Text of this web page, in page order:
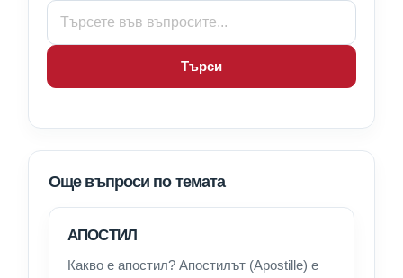
Търси
Още въпроси по темата
АПОСТИЛ
Какво е апостил? Апостилът (Apostille) е